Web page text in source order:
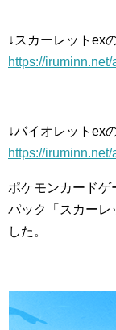
↓スカーレットex
https://
↓バイオレットex
https://
ポケモンカード
パック「スカーレ
した。